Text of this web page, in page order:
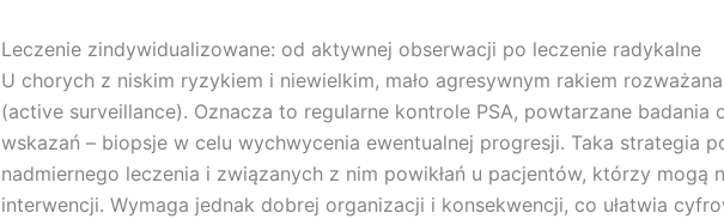
Leczenie zindywidualizowane: od aktywnej obserwacji po leczenie radykalne
U chorych z niskim ryzykiem i niewielkim, mało agresywnym rakiem
(active surveillance). Oznacza to regularne kontrole PSA, powtarzane badania
wskazań – biopsje w celu wychwycenia ewentualnej progresji. Taka strategia
nadmiernego leczenia i związanych z nim powikłań u pacjentów, którzy mogą
interwencji. Wymaga jednak dobrej organizacji i konsekwencji, co ułatwia